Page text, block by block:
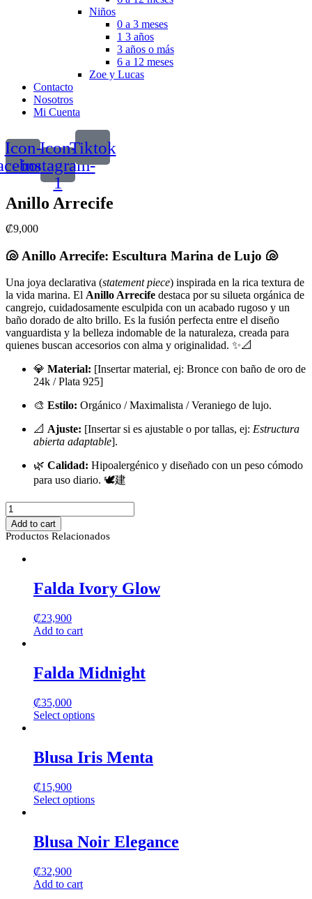
Niños
0 a 3 meses
1 3 años
3 años o más
6 a 12 meses
Zoe y Lucas
Contacto
Nosotros
Mi Cuenta
Icon-Icon-
instagram-
1
Tiktok
Anillo Arrecife
₡9,000
🐚 Anillo Arrecife: Escultura Marina de Lujo 🐚
Una joya declarativa (statement piece) inspirada en la rica textura de
la vida marina. El Anillo Arrecife destaca por su silueta orgánica de
cangrejo, cuidadosamente esculpida con un acabado rugoso y un
baño dorado de alto brillo. Es la fusión perfecta entre el diseño
vanguardista y la belleza indomable de la naturaleza, creada para
quienes buscan accesorios con alma y originalidad. ✨📐
💎 Material: [Insertar material, ej: Bronce con baño de oro de
24k / Plata 925]
🎨 Estilo: Orgánico / Maximalista / Veraniego de lujo.
📐 Ajuste: [Insertar si es ajustable o por tallas, ej: Estructura
abierta adaptable].
🌿 Calidad: Hipoalergénico y diseñado con un peso cómodo
para uso diario. 🕊建
Anillo
Arrecife
quantity
Add to cart
Productos Relacionados
Falda Ivory Glow
₡23,900
Add to cart
Falda Midnight
₡35,000
Select options
has
multiple
The
options
chosen
on
the
product
page
Blusa Iris Menta
₡15,900
Select options
has
multiple
The
options
Blusa Noir Elegance
₡32,900
Add to cart